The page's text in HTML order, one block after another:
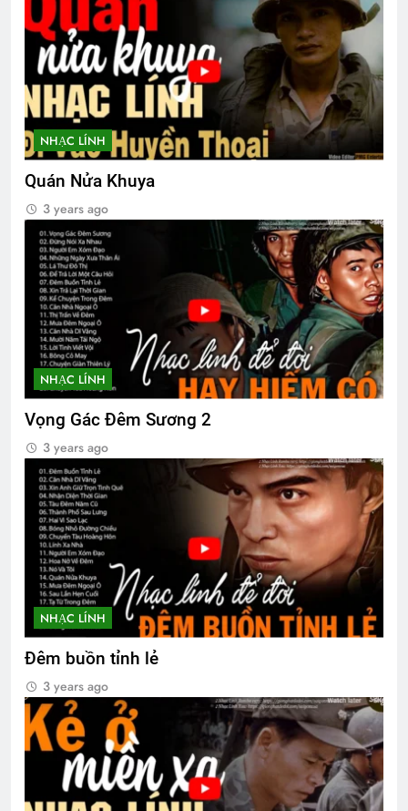
NHẠC LÍNH
Quán Nửa Khuya
3 years ago
NHẠC LÍNH
Vọng Gác Đêm Sương 2
3 years ago
NHẠC LÍNH
Đêm buồn tỉnh lẻ
3 years ago